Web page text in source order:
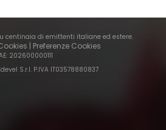
centinaia di emittenti italiane ed estere.
| Preferenze Cookies
: 202600000111
S.r.l. P.IVA IT03578880837